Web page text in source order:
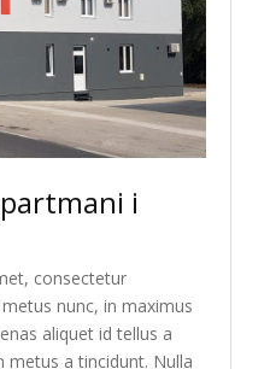
i
consectetur
nunc, in maximus
aliquet id tellus a
metus a tincidunt. Nulla